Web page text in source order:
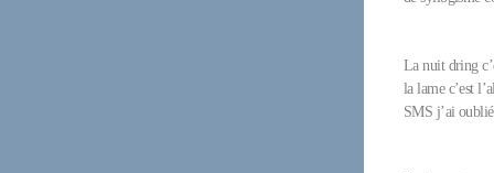
La nuit dring
la lame c’est
SMS j’ai